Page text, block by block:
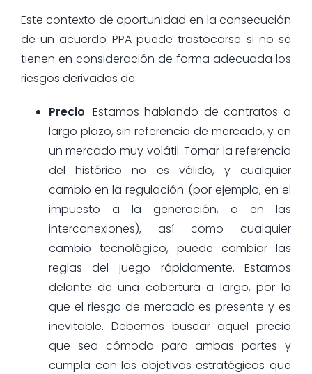
Este contexto de oportunidad en la consecución
de un acuerdo PPA puede trastocarse si no se
tienen en consideración de forma adecuada los
riesgos derivados de:
Precio. Estamos hablando de contratos a
largo plazo, sin referencia de mercado, y en
un mercado muy volátil. Tomar la referencia
del histórico no es válido, y cualquier
cambio en la regulación (por ejemplo, en el
impuesto a la generación, o en las
interconexiones), así como cualquier
cambio tecnológico, puede cambiar las
reglas del juego rápidamente. Estamos
delante de una cobertura a largo, por lo
que el riesgo de mercado es presente y es
inevitable. Debemos buscar aquel precio
que sea cómodo para ambas partes y
cumpla con los objetivos estratégicos que